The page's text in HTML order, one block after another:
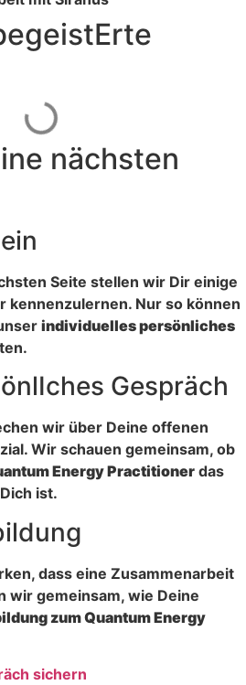
nächsten
Seite stellen wir Dir einige
kennenzulernen. Nur so können
individuelles persönliches
Gespräch
wir über Deine offenen
Wir schauen gemeinsam, ob
Energy Practitioner das
ist.
dass eine Zusammenarbeit
wir gemeinsam, wie Deine
zum Quantum Energy
sichern